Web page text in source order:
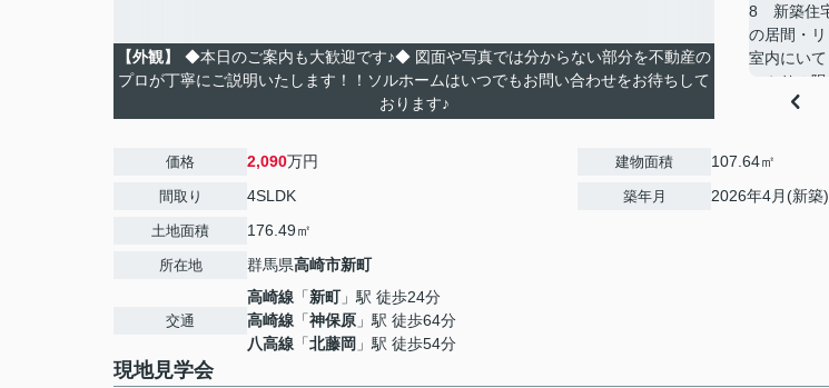
【外観】
◆本日のご案内も大歓迎です♪◆ 図面や写真では分からない部分を不動産の
プロが丁寧にご説明いたします！！ソルホームはいつでもお問い合わせをお待ちして
おります♪
価格 2,090万円
間取り 4SLDK
土地面積 176.49㎡
所在地 群馬県高崎市新町
交通
高崎線 「新町」駅 徒歩24分
高崎線 「神保原 」駅 徒歩64分
八高線 「北藤岡 」駅 徒歩54分
建物面積 107.64㎡
築年月 2026年4月(新築)
現地見学会